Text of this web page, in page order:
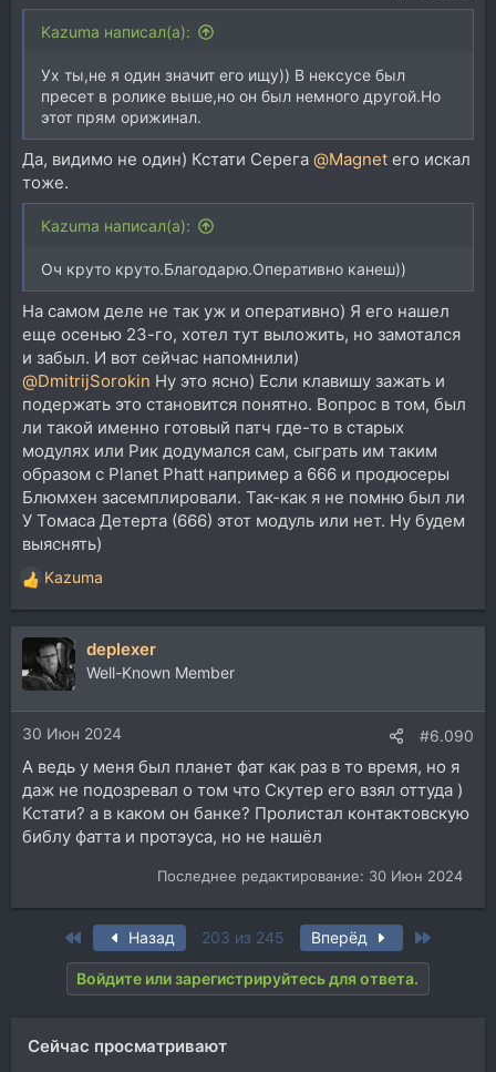
Kazuma написал(а):
Ух ты,не я один значит его ищу)) В нексусе был
пресет в ролике выше,но он был немного другой.Но
этот прям орижинал.
Да, видимо не один) Кстати Серега @Magnet его искал
тоже.
Kazuma написал(а):
Оч круто круто.Благодарю.Оперативно канеш))
На самом деле не так уж и оперативно) Я его нашел
еще осенью 23-го, хотел тут выложить, но замотался
и забыл. И вот сейчас напомнили)
@DmitrijSorokin Ну это ясно) Если клавишу зажать и
подержать это становится понятно. Вопрос в том, был
ли такой именно готовый патч где-то в старых
модулях или Рик додумался сам, сыграть им таким
образом с Planet Phatt например а 666 и продюсеры
Блюмхен засемплировали. Так-как я не помню был ли
У Томаса Детерта (666) этот модуль или нет. Ну будем
выяснять)
Р
е
а
ц
и
и
:
Kazuma
deplexer
Well-Known Member
30 Июн 2024 #6.090
А ведь у меня был планет фат как раз в то время, но я
даж не подозревал о том что Скутер его взял оттуда )
Кстати? а в каком он банке? Пролистал контактовскую
библу фатта и протэуса, но не нашёл
Последнее редактирование: 30 Июн 2024
First Назад 203 из 245 Вперёд
Войдите или зарегистрируйтесь для ответа.
Сейчас просматривают